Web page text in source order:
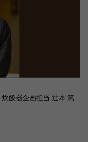
飯器企画担当 辻本 篤